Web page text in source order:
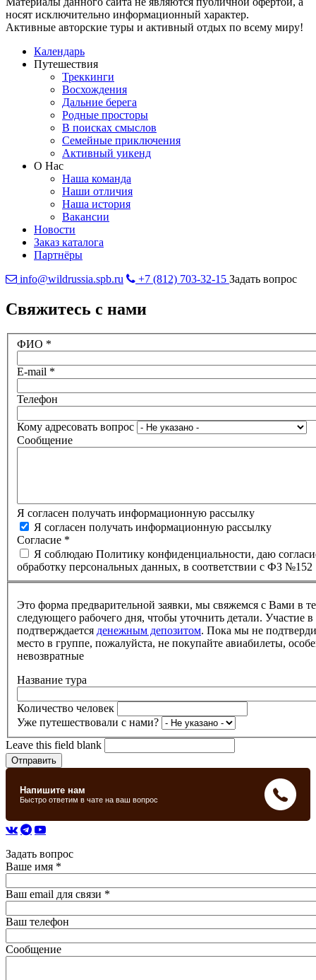
носят исключительно информационный характер.
Активные авторские туры и активный отдых по всему миру!
Календарь
Путешествия
Треккинги
Восхождения
Дальние берега
Родные просторы
В поисках смыслов
Семейные приключения
Активный уикенд
О Нас
Наша команда
Наши отличия
Наша история
Вакансии
Новости
Заказ каталога
Партнёры
info@wildrussia.spb.ru
+7 (812) 703-32-15 Задать вопрос
Свяжитесь с нами
ФИО *
E-mail *
Телефон
Кому адресовать вопрос
Сообщение
Я согласен получать информационную рассылку
Я согласен получать информационную рассылку
Согласие *
Я соблюдаю Политику конфиденциальности, даю
обработку персональных данных, в соответствии с ФЗ №152
Это форма предварительной заявки, мы свяжемся с Вами в
следующего рабочего дня, чтобы уточнить детали. Участие в
подтверждается денежным депозитом. Пока мы не
место в группе, пожалуйста, не покупайте авиабилеты,
невозвратные
Название тура
Количество человек
Уже путешествовали с нами?
Leave this field blank
Задать вопрос
Ваше имя *
Ваш email для связи *
Ваш телефон
Сообщение